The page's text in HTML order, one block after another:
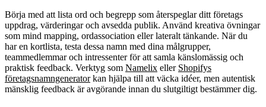
Börja med att lista ord och begrepp som återspeglar ditt företags
uppdrag, värderingar och avsedda publik. Använd kreativa övningar
som mind mapping, ordassociation eller lateralt tänkande. När du
har en kortlista, testa dessa namn med dina målgrupper,
teammedlemmar och intressenter för att samla känslomässig och
praktisk feedback. Verktyg som Namelix eller Shopifys
företagsnamngeneratorkan hjälpa till att väcka idéer, men autentisk
mänsklig feedback är avgörande innan du slutgiltigt bestämmer dig.